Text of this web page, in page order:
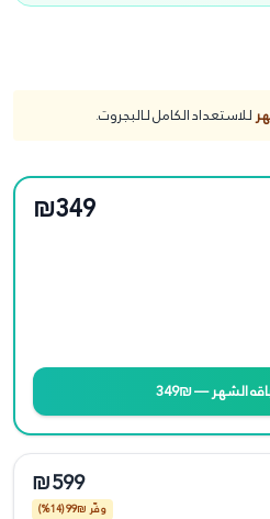
للاستعداد الكامل لـالبجروت.
₪349
الشهر —
₪349
₪599
وفّر ₪99
(14%)